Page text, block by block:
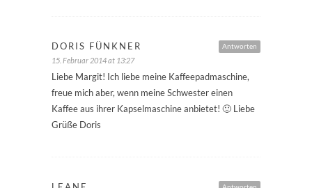
Antworten
DORIS FÜNKNER
15. Februar 2014 at 13:27
Liebe Margit! Ich liebe meine Kaffeepadmaschine,
freue mich aber, wenn meine Schwester einen
Kaffee aus ihrer Kapselmaschine anbietet! 🙂 Liebe
Grüße Doris